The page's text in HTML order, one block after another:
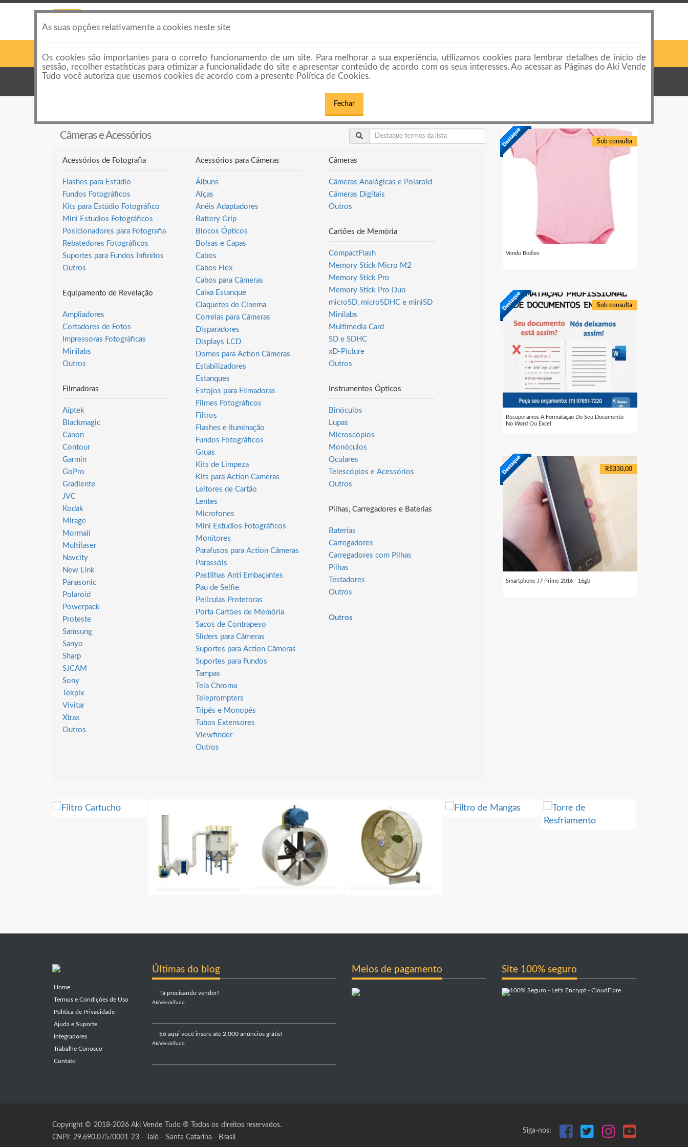
Login ou Cadastro
Categorias
Câmeras e Acessórios
Acessórios de Fotografia
Flashes para Estúdio
Fundos Fotográficos
Kits para Estúdio Fotográfico
Mini Estudios Fotográficos
Posicionadores para Fotografia
Rebatedores Fotográficos
Suportes para Fundos Infinitos
Outros
Acessórios para Câmeras
Álbuns
Alças
Anéis Adaptadores
Battery Grip
Blocos Ópticos
Bolsas e Capas
Cabos
Cabos Flex
Cabos para Câmeras
Caixa Estanque
Claquetes de Cinema
Correias para Câmeras
Disparadores
Displays LCD
Domes para Action Câmeras
Estabilizadores
Estanques
Estojos para Filmadoras
Filmes Fotográficos
Filtros
Flashes e Iluminação
Fundos Fotográficos
Gruas
Kits de Limpeza
Kits para Action Cameras
Leitores de Cartão
Lentes
Microfones
Mini Estúdios Fotográficos
Monitores
Parafusos para Action Câmeras
Parassóis
Pastilhas Anti Embaçantes
Pau de Selfie
Películas Protetoras
Porta Cartões de Memória
Sacos de Contrapeso
Sliders para Câmeras
Suportes para Action Câmeras
Suportes para Fundos
Tampas
Tela Chroma
Teleprompters
Tripés e Monopés
Tubos Extensores
Viewfinder
Outros
Câmeras
Câmeras Analógicas e Polaroid
Câmeras Digitais
Outros
Cartões de Memória
CompactFlash
Memory Stick Micro M2
Memory Stick Pro
Memory Stick Pro Duo
microSD, microSDHC e miniSD
Minilabs
Multimedia Card
SD e SDHC
xD-Picture
Outros
Equipamento de Revelação
Ampliadores
Cortadores de Fotos
Impressoras Fotográficas
Minilabs
Outros
Filmadoras
Aiptek
Blackmagic
Canon
Contour
Garmin
GoPro
Gradiente
JVC
Kodak
Mirage
Mormaii
Multilaser
Navcity
New Link
Panasonic
Polaroid
Powerpack
Proteste
Samsung
Sanyo
Sharp
SJCAM
Sony
Tekpix
Vivitar
Xtrax
Outros
Instrumentos Ópticos
Binóculos
Lupas
Microscópios
Monóculos
Oculares
Telescópios e Acessórios
Outros
Pilhas, Carregadores e Baterias
Baterias
Carregadores
Carregadores com Pilhas
Pilhas
Testadores
Outros
Outros
Sob consulta
Vendo Bodies
Sob consulta
Recuperamos A Formatação Do Seu Documento
No Word Ou Excel
R$330,00
Smartphone J7 Prime 2016 - 16gb
Home
Termos e Condições de Uso
Política de Privacidade
Ajuda e Suporte
Integradores
Trabalhe Conosco
Contato
Últimas do blog
Tá precisando vender?
AkiVendeTudo
Só aqui você insere até 2.000 anúncios grátis!
AkiVendeTudo
Meios de pagamento Site 100% seguro
Copyright © 2018-2026 Aki Vende Tudo ® Todos os direitos reservados.
CNPJ: 29.690.075/0001-23 - Taió - Santa Catarina - Brasil
Siga-nos:
As suas opções relativamente a cookies neste site
Os cookies são importantes para o correto funcionamento de um site. Para melhorar a sua experiência, utilizamos cookies para lembrar detalhes de início de
sessão, recolher estatísticas para otimizar a funcionalidade do site e apresentar conteúdo de acordo com os seus interesses. Ao acessar as Páginas do Aki Vende
Tudo você autoriza que usemos cookies de acordo com a presente Política de Cookies.
Fechar